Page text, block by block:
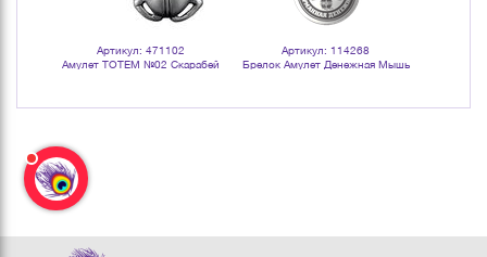
Артикул: 471102
Амулет TOTEM №02 Скарабей
Артикул: 114268
Брелок Амулет Денежная Мышь